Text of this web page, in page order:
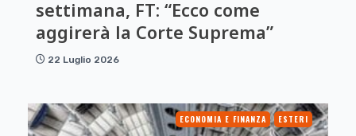
settimana, FT: “Ecco come
aggirerà la Corte Suprema”
22 Luglio 2026
ECONOMIA E FINANZA ESTERI